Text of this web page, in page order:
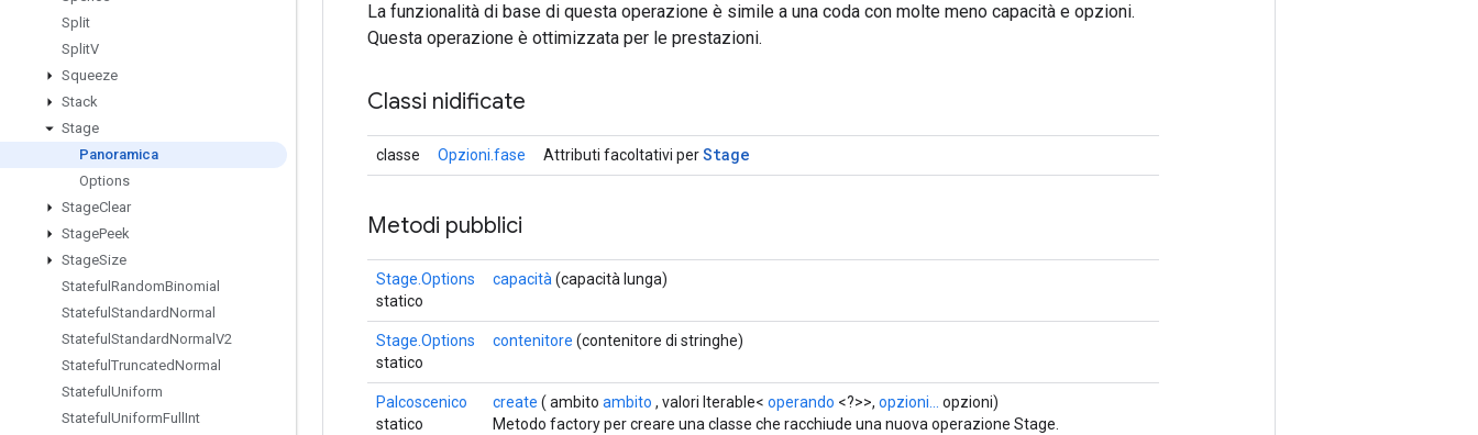
Split
SplitV
Squeeze
Stack
Stage
Panoramica
Options
StageClear
StagePeek
StageSize
Stateful RandomBinomial
Stateful StandardNormal
Stateful StandardNormal V2
Stateful TruncatedNormal
Stateful Uniform
Stateful UniformFull Int
La funzionalità di base di questa operazione è simile a una coda con molte meno capacità e opzioni.
Questa operazione è ottimizzata per le prestazioni.
Classi nidificate
classe Opzioni.fase Attributi facoltativi perStage
Metodi pubblici
Stage.Options
statico
capacità (capacità lunga)
Stage.Options
statico
contenitore (contenitore di stringhe)
Palcoscenico
statico
create ( ambito ambito , valori Iterable< operando <?>>, opzioni...
opzioni)
Metodo factory per creare una classe che racchiude una nuova operazione Stage.